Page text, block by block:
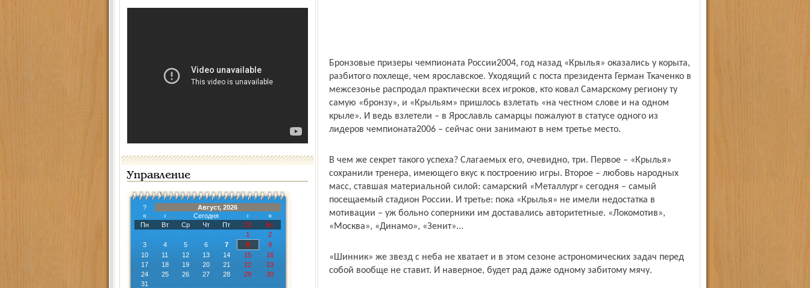
Управление
?
Август, 2026
«
‹ Сегодня ›
»
Пн
Вт Ср Чт Пт Сб
Вс
1
2
3
4 5 6 7 8
9
10
11 12 13 14 15
16
17
18 19 20 21 22
23
24
25 26 27 28 29
30
31
Бронзовые призеры чемпионата России­2004, год назад «Крылья» оказались у корыта,
разбитого похлеще, чем ярославское. Уходящий с поста президента Герман Ткаченко в
межсезонье распродал практически всех игроков, кто ковал Самарскому региону ту
самую «бронзу», и «Крыльям» пришлось взлетать «на честном слове и на одном
крыле». И ведь взлетели – в Ярославль самарцы пожалуют в статусе одного из
лидеров чемпионата­2006 – сейчас они занимают в нем третье место.
В чем же секрет такого успеха? Слагаемых его, очевидно, три. Первое – «Крылья»
сохранили тренера, имеющего вкус к построению игры. Второе – любовь народных
масс, ставшая материальной силой: самарский «Металлург» сегодня – самый
посещаемый стадион России. И третье: пока «Крылья» не имели недостатка в
мотивации – уж больно соперники им доставались авторитетные. «Локомотив»,
«Москва», «Динамо», «Зенит»...
«Шинник» же звезд с неба не хватает и в этом сезоне астрономических задач перед
собой вообще не ставит. И наверное, будет рад даже одному забитому мячу.